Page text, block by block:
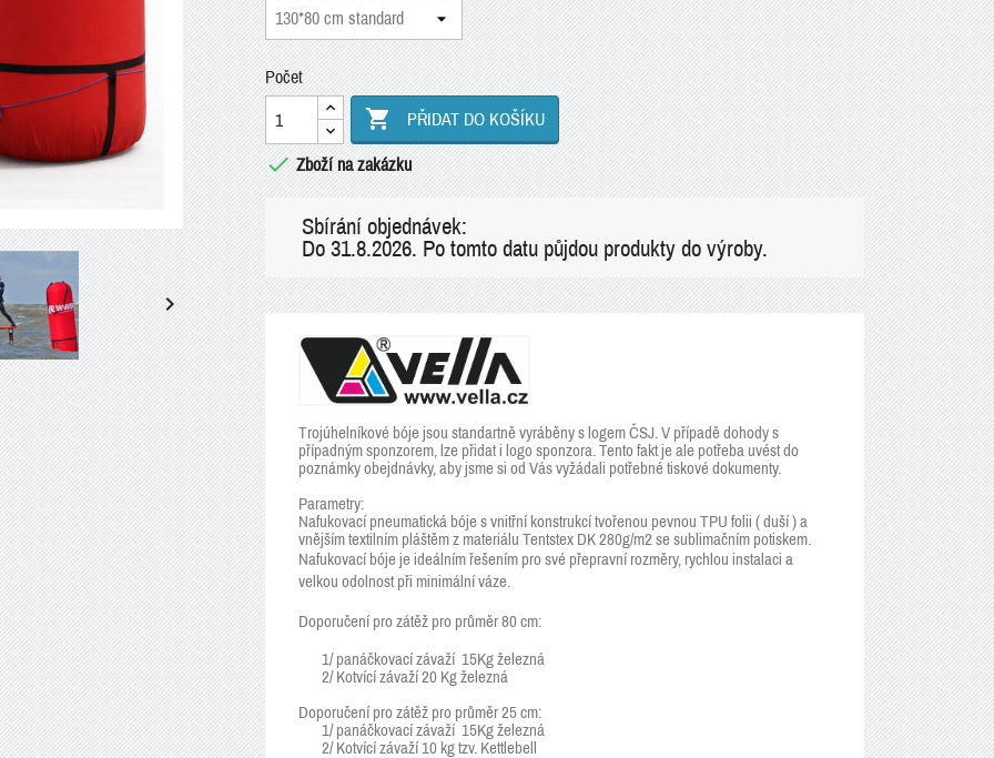

Počet
 PŘIDAT DO KOŠÍKU
Zboží na zakázku
Sbírání objednávek:
Do 31.8.2026. Po tomto datu půjdou produkty do výroby.
Trojúhelníkové bóje jsou standartně vyráběny s logem ČSJ. V případě dohody s
případným sponzorem, lze přidat i logo sponzora. Tento fakt je ale potřeba uvést do
poznámky obejdnávky, aby jsme si od Vás vyžádali potřebné tiskové dokumenty.
Parametry:
Nafukovací pneumatická bóje s vnitřní konstrukcí tvořenou pevnou TPU folii ( duší ) a
vnějším textilním pláštěm z materiálu Tentstex DK 280g/m2 se sublimačním potiskem.
Nafukovací bóje je ideálním řešením pro své přepravní rozměry, rychlou instalaci a
velkou odolnost při minimální váze.
Doporučení pro zátěž pro průměr 80 cm:
1/ panáčkovací závaží 15Kg železná
2/ Kotvící závaží 20 Kg železná
Doporučení pro zátěž pro průměr 25 cm:
1/ panáčkovací závaží 15Kg železná
2/ Kotvící závaží 10 kg tzv. Kettlebell